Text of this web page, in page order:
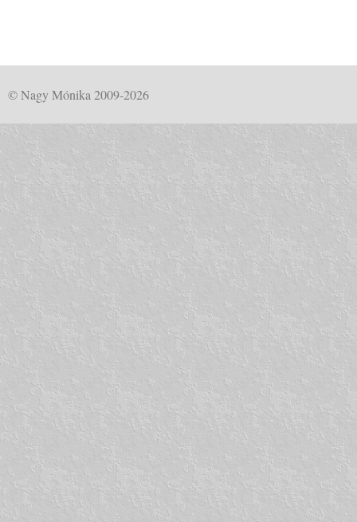
© Nagy Mónika 2009-2026